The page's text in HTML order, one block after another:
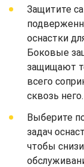
Защитите
оснастки
Боковые
защищают
всего
сквозь него.
Выберите
задач
чтобы